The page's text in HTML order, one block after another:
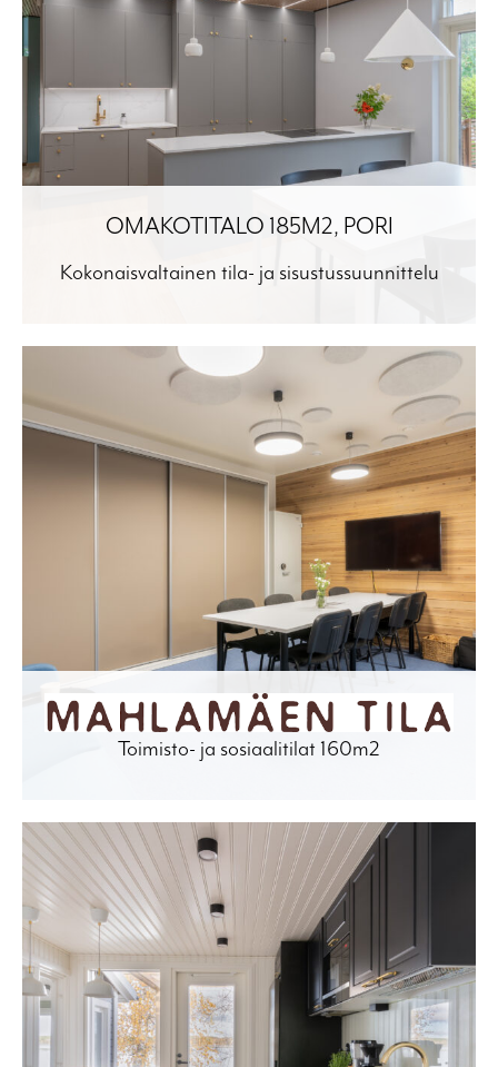
OMAKOTITALO 185M2, PORI
Kokonaisvaltainen tila- ja sisustussuunnittelu
Toimisto- ja sosiaalitilat 160m2